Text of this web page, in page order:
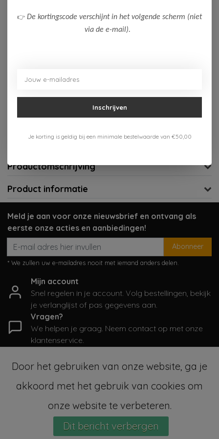
Gratis verzenden vanaf 75,-
Productomschrijving
Product informatie
Meld je aan voor onze nieuwsbrief en ontvang als
eerste onze acties en aanbiedingen!
Abonneer
* We zullen uw e-mailadres nooit met iemand anders delen.
Mijn account
Snel regelen in je account. Volg bestellingen, bekijk
je verlanglijst of pas gegevens aan.
Vragen?
We helpen je graag. Neem contact op met onze
klantenservice.
Informatie
Categorieën
© Copyright 2026 - SampleSale4Kids | RealisatieInStijl Media
Door het gebruiken van onze website, ga je
akkoord met het gebruik van cookies om
onze website te verbeteren.
Dit bericht verbergen
👉 De kortingscode verschijnt in het volgende scherm (niet
via de e-mail).
Inschrijven
Je korting is geldig bij een minimale bestelwaarde van €50,00